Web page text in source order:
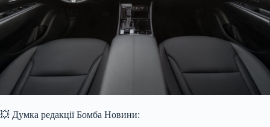
💥 Думка редакції Бомба Новини: